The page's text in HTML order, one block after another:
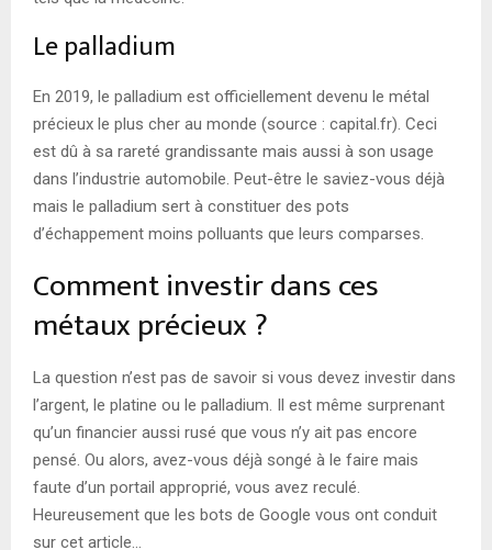
Le palladium
En 2019, le palladium est officiellement devenu le métal
précieux le plus cher au monde (source : capital.fr). Ceci
est dû à sa rareté grandissante mais aussi à son usage
dans l’industrie automobile. Peut-être le saviez-vous déjà
mais le palladium sert à constituer des pots
d’échappement moins polluants que leurs comparses.
Comment investir dans ces
métaux précieux ?
La question n’est pas de savoir si vous devez investir dans
l’argent, le platine ou le palladium. Il est même surprenant
qu’un financier aussi rusé que vous n’y ait pas encore
pensé. Ou alors, avez-vous déjà songé à le faire mais
faute d’un portail approprié, vous avez reculé.
Heureusement que les bots de Google vous ont conduit
sur cet article…